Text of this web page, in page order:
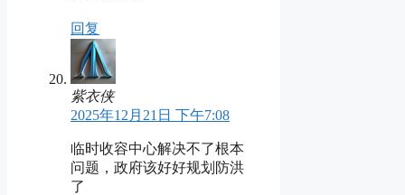
回复
紫衣侠
2025年12月21日 下午7:08
临时收容中心解决不了根本
问题，政府该好好规划防洪
了